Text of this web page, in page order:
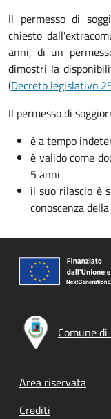
Il permesso di
chiesto
anni, di un
dimostri la
(Decreto legislativo
Il permesso di
è a tempo
è valido come
5 anni
il suo rilascio è
conoscenza
Comune
Footer
Area riservata
Crediti